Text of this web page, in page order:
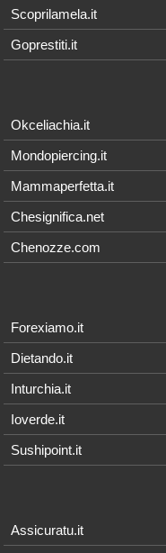
Scoprilamela.it
Goprestiti.it
Okceliachia.it
Mondopiercing.it
Mammaperfetta.it
Chesignifica.net
Chenozze.com
Forexiamo.it
Dietando.it
Inturchia.it
Ioverde.it
Sushipoint.it
Assicuratu.it